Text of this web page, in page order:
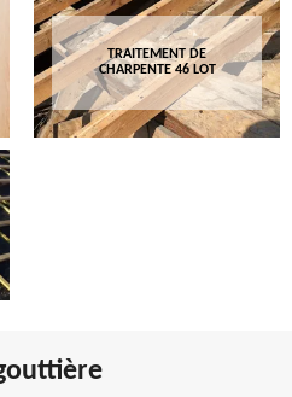
TRAITEMENT DE
CHARPENTE 46 LOT